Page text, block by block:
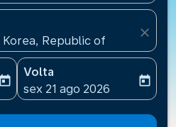
Korea, Republic of
close
date-aria-label
today
Volta
fc-booking-return-date-
sex 21 ago 2026
today